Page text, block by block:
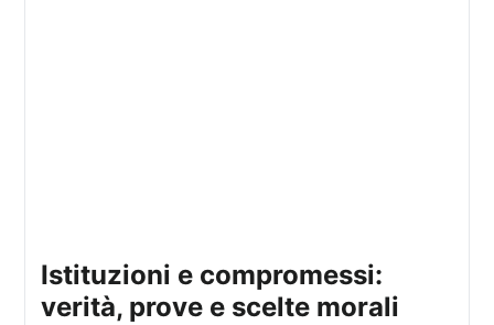
istituzioni e compromessi:
verità, prove e scelte morali